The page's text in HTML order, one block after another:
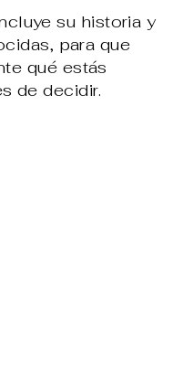
su historia y
para que
qué estás
de decidir.